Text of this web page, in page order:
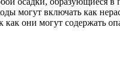
могут включать как
они могут содержать